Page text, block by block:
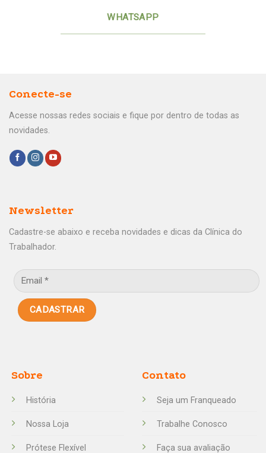
WHATSAPP
Conecte-se
Acesse nossas redes sociais e fique por dentro de todas as
novidades.
Sobre
História
Nossa Loja
Prótese Flexível
Contato
Seja um Franqueado
Trabalhe Conosco
Faça sua avaliação
Newsletter
Cadastre-se abaixo e receba novidades e dicas da Clínica do
Trabalhador.